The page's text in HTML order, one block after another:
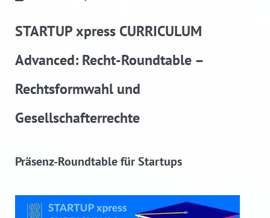
STARTUP xpress CURRICULUM
Advanced: Recht-Roundtable –
Rechtsformwahl und
Gesellschafterrechte
Präsenz-Roundtable für Startups